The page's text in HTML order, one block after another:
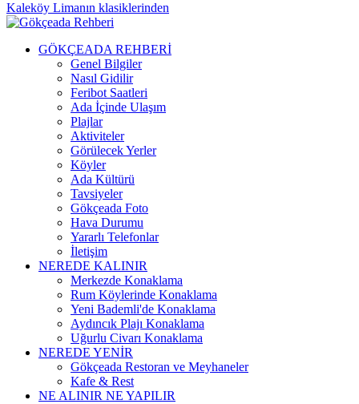
Kaleköy Limanın klasiklerinden
GÖKÇEADA REHBERİ
Genel Bilgiler
Nasıl Gidilir
Feribot Saatleri
Ada İçinde Ulaşım
Plajlar
Aktiviteler
Görülecek Yerler
Köyler
Ada Kültürü
Tavsiyeler
Gökçeada Foto
Hava Durumu
Yararlı Telefonlar
İletişim
NEREDE KALINIR
Merkezde Konaklama
Rum Köylerinde Konaklama
Yeni Bademli'de Konaklama
Aydıncık Plajı Konaklama
Uğurlu Civarı Konaklama
NEREDE YENİR
Gökçeada Restoran ve Meyhaneler
Kafe & Rest
NE ALINIR NE YAPILIR